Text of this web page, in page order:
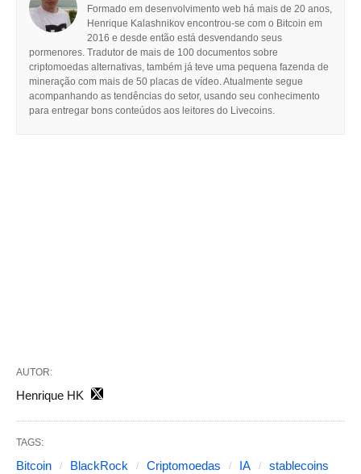
Formado em desenvolvimento web há mais de 20 anos,
Henrique Kalashnikov encontrou-se com o Bitcoin em
2016 e desde então está desvendando seus
pormenores. Tradutor de mais de 100 documentos sobre
criptomoedas alternativas, também já teve uma pequena fazenda de
mineração com mais de 50 placas de vídeo. Atualmente segue
acompanhando as tendências do setor, usando seu conhecimento
para entregar bons conteúdos aos leitores do Livecoins.
AUTOR:
Henrique HK
TAGS:
Bitcoin BlackRock Criptomoedas IA
stablecoins